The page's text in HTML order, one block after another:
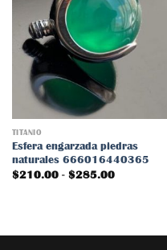
Añadir
TITANIO
Esfera engarzada piedras
naturales 666016440365
$210.00 - $285.00Rango
$285.00